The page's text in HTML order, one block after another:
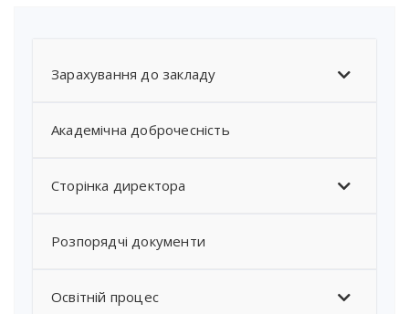
Зарахування до закладу
Академічна доброчесність
Сторінка директора
Розпорядчі документи
Освітній процес